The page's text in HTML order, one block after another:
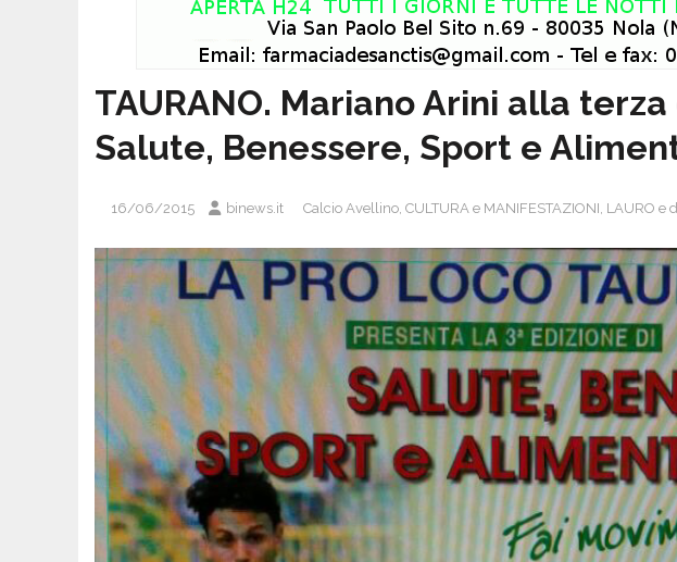
TAURANO. Mariano Arini alla
Salute, Benessere, Sport e
16/06/2015 binews.it Calcio Avellino CULTURA e MANIFESTAZIONI LAURO e